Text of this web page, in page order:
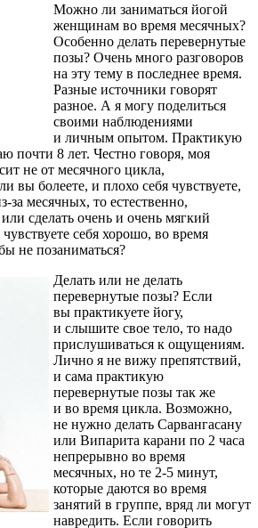
Можно ли заниматься йогой
женщинам во время месячных?
Особенно делать перевернутые
позы? Очень много разговоров
на эту тему в последнее время.
Разные источники говорят
разное. А я могу поделиться
своими наблюдениями
и личным опытом. Практикую
почти 8 лет. Честно говоря, моя
не от месячного цикла,
вы болеете, и плохо себя чувствуете,
за месячных, то естественно,
сделать очень и очень мягкий
себя хорошо, во время
не позаниматься?
Делать или не делать
перевернутые позы? Если
вы практикуете йогу,
и слышите свое тело, то надо
прислушиваться к ощущениям.
Лично я не вижу препятствий,
и сама практикую
перевернутые позы так же
и во время цикла. Возможно,
не нужно делать Сарвангасану
или Випарита карани по 2 часа
непрерывно во время
месячных, но те 2-5 минут,
которые даются во время
занятий в группе, вряд ли могут
навредить. Если говорить